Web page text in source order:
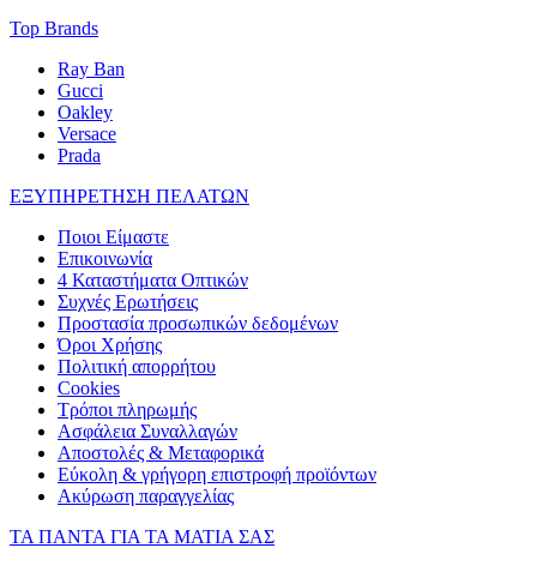
Top Brands
Ray Ban
Gucci
Oakley
Versace
Prada
ΕΞΥΠΗΡΕΤΗΣΗ ΠΕΛΑΤΩΝ
Ποιοι Είμαστε
Επικοινωνία
4 Καταστήματα Οπτικών
Συχνές Ερωτήσεις
Προστασία προσωπικών δεδομένων
Όροι Χρήσης
Πολιτική απορρήτου
Cookies
Τρόποι πληρωμής
Ασφάλεια Συναλλαγών
Αποστολές & Μεταφορικά
Εύκολη & γρήγορη επιστροφή προϊόντων
Ακύρωση παραγγελίας
ΤΑ ΠΑΝΤΑ ΓΙΑ ΤΑ ΜΑΤΙΑ ΣΑΣ